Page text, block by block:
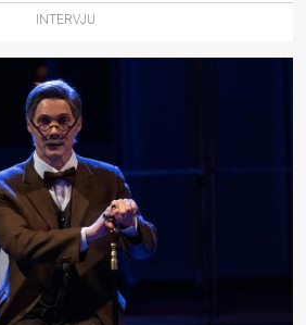
INTERVJU